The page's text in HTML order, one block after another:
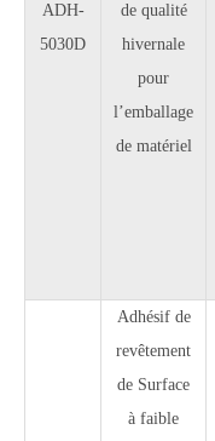
ADH-
5030D
de qualité
hivernale
pour
l’emballage
de matériel
Adhésif de
revêtement
de Surface
à faible